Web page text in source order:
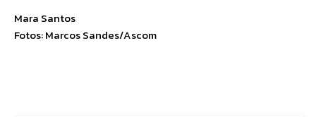
Mara Santos
Fotos: Marcos Sandes/Ascom